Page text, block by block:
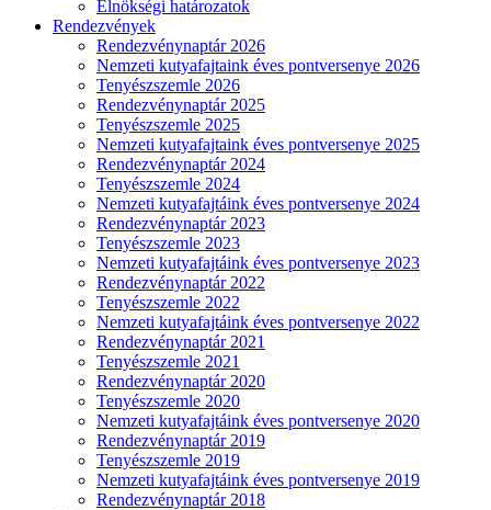
Elnökségi határozatok
Rendezvények
Rendezvénynaptár 2026
Nemzeti kutyafajtaink éves pontversenye 2026
Tenyészszemle 2026
Rendezvénynaptár 2025
Tenyészszemle 2025
Nemzeti kutyafajtaink éves pontversenye 2025
Rendezvénynaptár 2024
Tenyészszemle 2024
Nemzeti kutyafajtáink éves pontversenye 2024
Rendezvénynaptár 2023
Tenyészszemle 2023
Nemzeti kutyafajtáink éves pontversenye 2023
Rendezvénynaptár 2022
Tenyészszemle 2022
Nemzeti kutyafajtáink éves pontversenye 2022
Rendezvénynaptár 2021
Tenyészszemle 2021
Rendezvénynaptár 2020
Tenyészszemle 2020
Nemzeti kutyafajtáink éves pontversenye 2020
Rendezvénynaptár 2019
Tenyészszemle 2019
Nemzeti kutyafajtáink éves pontversenye 2019
Rendezvénynaptár 2018